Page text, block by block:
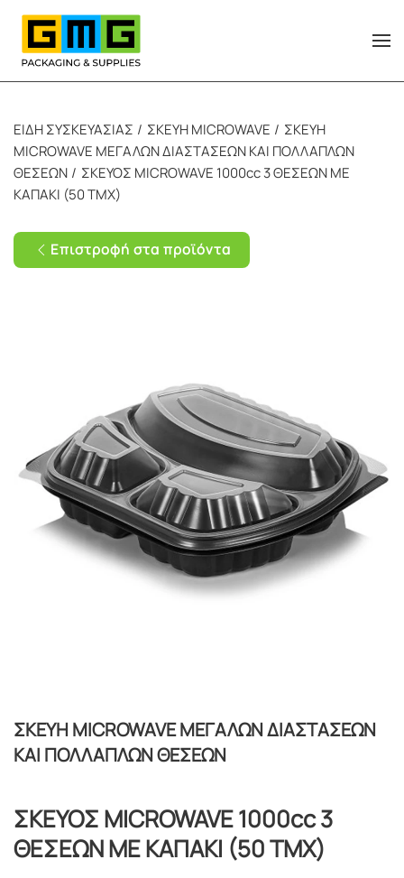
Skip to main content
ΕΙΔΗ ΣΥΣΚΕΥΑΣΙΑΣ ΣΚΕΥΗ MICROWAVE
ΣΚΕΥΗ
MICROWAVE ΜΕΓΑΛΩΝ ΔΙΑΣΤΑΣΕΩΝ ΚΑΙ ΠΟΛΛΑΠΛΩΝ
ΘΕΣΕΩΝ
ΣΚΕΥΟΣ MICROWAVE 1000cc 3 ΘΕΣΕΩΝ ΜΕ
ΚΑΠΑΚΙ (50 ΤΜΧ)
Επιστροφή στα προϊόντα
ΣΚΕΥΗ MICROWAVE ΜΕΓΑΛΩΝ ΔΙΑΣΤΑΣΕΩΝ
ΚΑΙ ΠΟΛΛΑΠΛΩΝ ΘΕΣΕΩΝ
ΣΚΕΥΟΣ MICROWAVE 1000cc 3
ΘΕΣΕΩΝ ΜΕ ΚΑΠΑΚΙ (50 ΤΜΧ)